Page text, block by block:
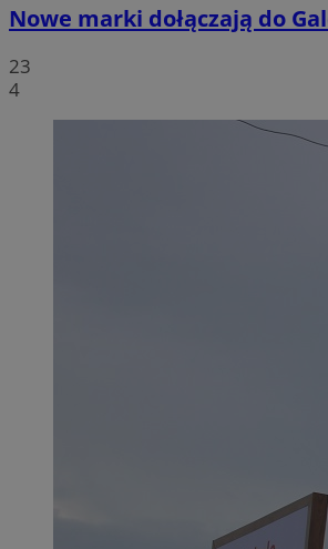
Nowe marki dołączają do
23
4